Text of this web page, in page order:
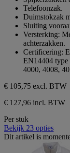
Telefoonzak.
Duimstokzak
Sluiting
Versterking:
achterzakken.
Certificering:
EN14404 type
4000, 4008,
€ 105,75 excl. BTW
€ 127,96 incl. BTW
Per stuk
Bekijk 23 opties
Dit artikel is